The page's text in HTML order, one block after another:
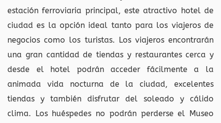
estación ferroviaria principal, este atractivo hotel de
ciudad es la opción ideal tanto para los viajeros de
negocios como los turistas. Los viajeros encontrarán
una gran cantidad de tiendas y restaurantes cerca y
desde el hotel podrán acceder fácilmente a la
animada vida nocturna de la ciudad, excelentes
tiendas y también disfrutar del soleado y cálido
clima. Los huéspedes no podrán perderse el Museo